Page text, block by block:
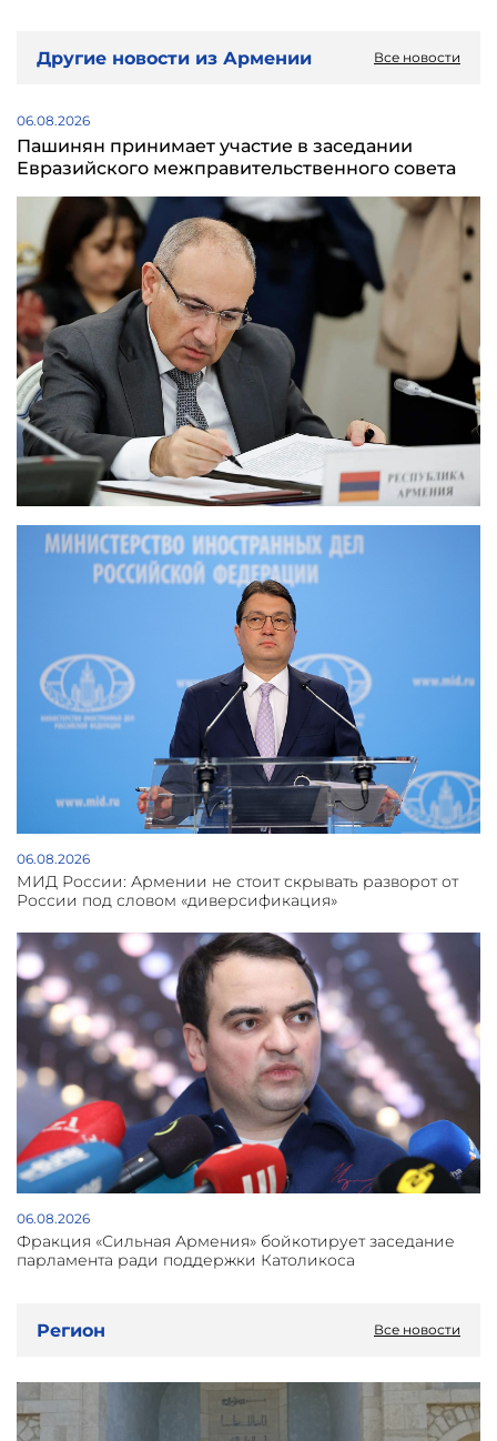
Другие новости из Армении Все новости
06.08.2026
Пашинян принимает участие в заседании
Евразийского межправительственного совета
06.08.2026
МИД России: Армении не стоит скрывать разворот от
России под словом «диверсификация»
06.08.2026
Фракция «Сильная Армения» бойкотирует заседание
парламента ради поддержки Католикоса
Регион Все новости